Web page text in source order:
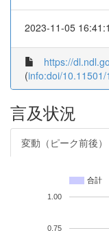
2023-11-05
https://
(info:doi/
言及状況
変動（ピーク前後）
合計
0.75
1.00